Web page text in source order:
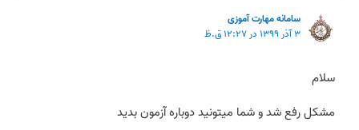
سامانه مهارت آموزی
۳ آذر ۱۳۹۹ در ۱۲:۲۷ ق.ظ
سلام
مشکل رفع شد و شما میتونید دوباره آزمون بدید